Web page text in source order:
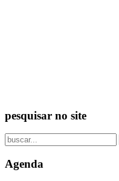
pesquisar no site
Agenda